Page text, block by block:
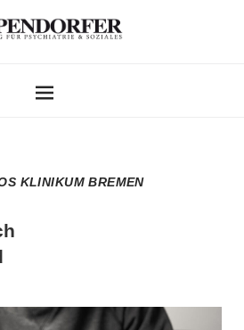
KLINIKUM BREMEN